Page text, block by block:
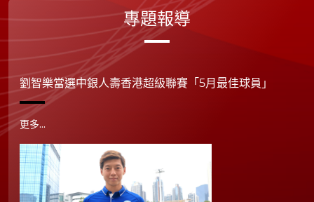
專題報導
劉智樂當選中銀人壽香港超級聯賽「5月最佳球員」
更多...